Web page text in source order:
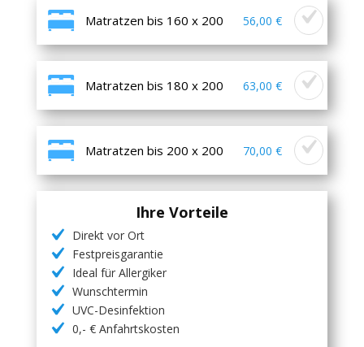
Matratzen bis 160 x 200 56,00 €
Matratzen bis 180 x 200 63,00 €
Matratzen bis 200 x 200 70,00 €
Ihre Vorteile
Direkt vor Ort
Festpreisgarantie
Ideal für Allergiker
Wunschtermin
UVC-Desinfektion
0,- € Anfahrtskosten